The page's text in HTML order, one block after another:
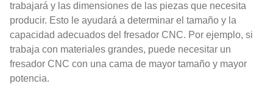
trabajará y las dimensiones de las piezas que necesita
producir. Esto le ayudará a determinar el tamaño y la
capacidad adecuados del fresador CNC. Por ejemplo, si
trabaja con materiales grandes, puede necesitar un
fresador CNC con una cama de mayor tamaño y mayor
potencia.